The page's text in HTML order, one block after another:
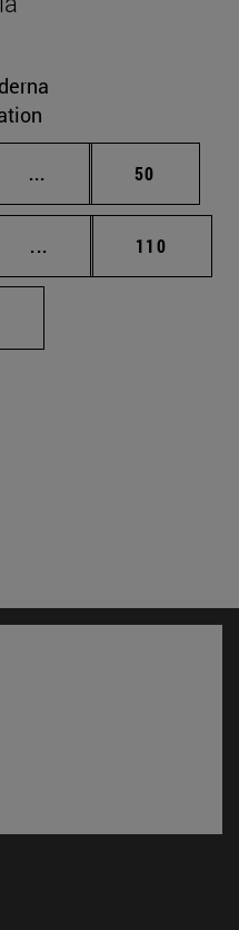
... Páginas intermedias
Página
50
... Páginas intermedias
Página
110